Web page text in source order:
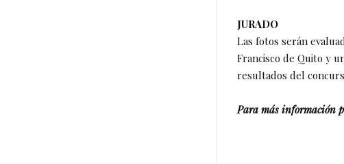
JURADO
Las fotos serán
Francisco de Quito y
resultados del
Para más información